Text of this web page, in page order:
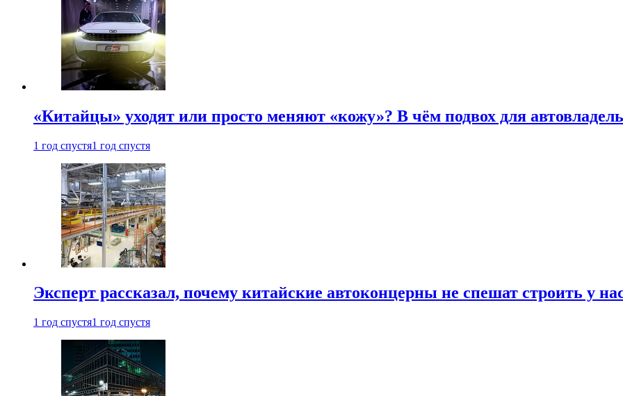
«Китайцы» уходят или просто меняют «кожу»? В чём подвох для
1 год спустя1 год спустя
Эксперт рассказал, почему китайские автоконцерны не спешат строить у
1 год спустя1 год спустя